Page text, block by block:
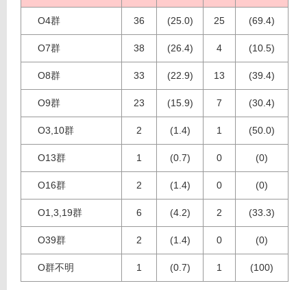
O4群 36 (25.0) 25 (69.4)
O7群 38 (26.4) 4 (10.5)
O8群 33 (22.9) 13 (39.4)
O9群 23 (15.9) 7 (30.4)
O3,10群 2 (1.4) 1 (50.0)
O13群 1 (0.7) 0 (0)
O16群 2 (1.4) 0 (0)
O1,3,19群 6 (4.2) 2 (33.3)
O39群 2 (1.4) 0 (0)
O群不明 1 (0.7) 1 (100)